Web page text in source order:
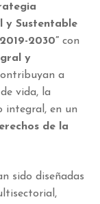
y Sustentable
2030” con
y
a
vida, la
integral, en un
de la
sido diseñadas